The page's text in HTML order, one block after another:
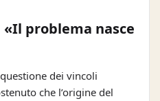
problema nasce
dei vincoli
che l’origine del